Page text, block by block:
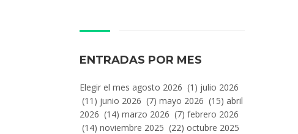
ENTRADAS POR MES
Entradas
Por
Mes
Elegir el mes agosto 2026 (1) julio 2026
(11) junio 2026 (7) mayo 2026 (15) abril
2026 (14) marzo 2026 (7) febrero 2026
(14) noviembre 2025 (22) octubre 2025